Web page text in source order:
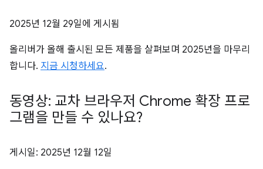
2025년 12월 29일에 게시됨
올리버가 올해 출시된 모든 제품을 살펴보며 2025년을 마무리
합니다. 지금 시청하세요.
동영상: 교차 브라우저 Chrome 확장 프로
그램을 만들 수 있나요?
게시일: 2025년 12월 12일